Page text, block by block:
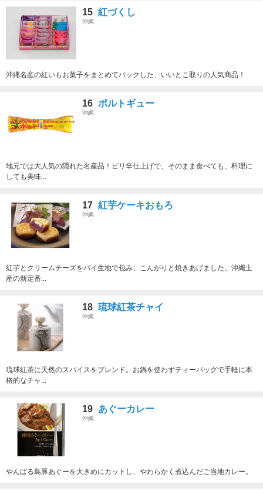
15 紅づくし
沖縄
沖縄名産の紅いもお菓子をまとめてパックした、いいとこ取りの人気商品！
16 ポルトギュー
沖縄
地元では大人気の隠れた名産品！ピリ辛仕上げで、そのまま食べても、料理に
しても美味...
17 紅芋ケーキおもろ
沖縄
紅芋とクリームチーズをパイ生地で包み、こんがりと焼きあげました。沖縄土
産の新定番...
18 琉球紅茶チャイ
沖縄
琉球紅茶に天然のスパイスをブレンド。お鍋を使わずティーバッグで手軽に本
格的なチャ...
19 あぐーカレー
沖縄
やんばる島豚あぐーを大きめにカットし、やわらかく煮込んだご当地カレー。